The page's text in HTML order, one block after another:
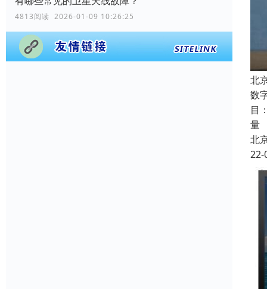
4813阅读 2026-01-09 10:26:25
北
数
目
量
北
22-